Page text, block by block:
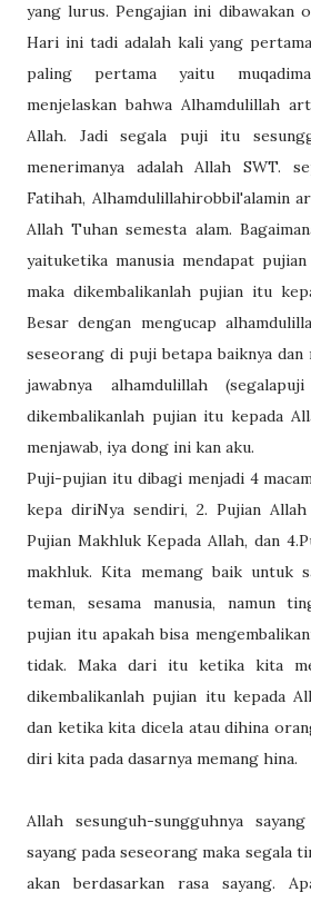
yang lurus. Pengajian ini dibawakan
Hari ini tadi adalah kali yang
paling pertama yaitu
menjelaskan bahwa Alhamdulillah
Allah. Jadi segala puji itu
menerimanya adalah Allah SWT.
Fatihah, Alhamdulillahirobbil'alamin
Allah Tuhan semesta alam.
yaituketika manusia mendapat
maka dikembalikanlah pujian itu
Besar dengan mengucap
seseorang di puji betapa baiknya dan
jawabnya alhamdulillah
dikembalikanlah pujian itu kepada
menjawab, iya dong ini kan aku.
Puji-pujian itu dibagi menjadi 4
kepa diriNya sendiri, 2. Pujian Allah
Pujian Makhluk Kepada Allah, dan
makhluk. Kita memang baik untuk
teman, sesama manusia, namun
pujian itu apakah bisa
tidak. Maka dari itu ketika kita
dikembalikanlah pujian itu kepada
dan ketika kita dicela atau dihina
diri kita pada dasarnya memang hina.
Allah sesunguh-sungguhnya
sayang pada seseorang maka segala
akan berdasarkan rasa sayang.